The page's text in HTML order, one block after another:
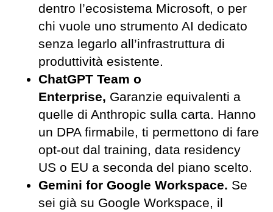
dentro l’ecosistema Microsoft, o per
chi vuole uno strumento AI dedicato
senza legarlo all’infrastruttura di
produttività esistente.
ChatGPT Team o
Enterprise, Garanzie equivalenti a
quelle di Anthropic sulla carta. Hanno
un DPA firmabile, ti permettono di fare
opt-out dal training, data residency
US o EU a seconda del piano scelto.
Gemini for Google Workspace. Se
sei già su Google Workspace, il